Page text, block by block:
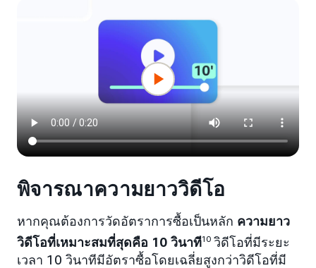
พิจารณาความยาววิดีโอ
หากคุณต้องการวัดอัตราการซื้อเป็นหลัก ความยาว
วิดีโอที่เหมาะสมที่สุดคือ 10 วินาที10วิดีโอที่มีระยะ
เวลา 10 วินาทีมีอัตราซื้อโดยเฉลี่ยสูงกว่าวิดีโอที่มี